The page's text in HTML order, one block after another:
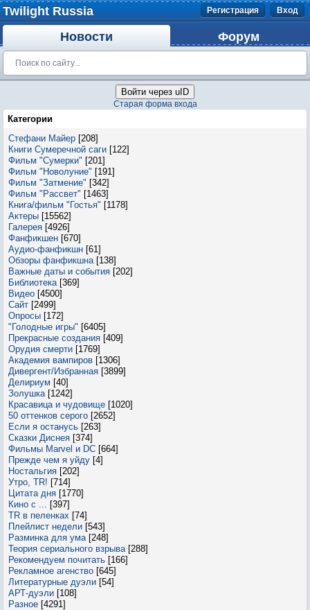
Twilight Russia Регистрация Вход
Новости Форум
Войти через uID
Старая форма входа
Категории
Стефани Майер [208]
Книги Сумеречной саги [122]
Фильм "Сумерки" [201]
Фильм "Новолуние" [191]
Фильм "Затмение" [342]
Фильм "Рассвет" [1463]
Книга/фильм "Гостья" [1178]
Актеры [15562]
Галерея [4926]
Фанфикшен [670]
Аудио-фанфикшн [61]
Обзоры фанфикшна [138]
Важные даты и события [202]
Библиотека [369]
Видео [4500]
Сайт [2499]
Опросы [172]
"Голодные игры" [6405]
Прекрасные создания [409]
Орудия смерти [1769]
Академия вампиров [1306]
Дивергент/Избранная [3899]
Делириум [40]
Золушка [1242]
Красавица и чудовище [1020]
50 оттенков серого [2652]
Если я останусь [263]
Сказки Диснея [374]
Фильмы Marvel и DC [664]
Прежде чем я уйду [4]
Ностальгия [202]
Утро, TR! [714]
Цитата дня [1770]
Кино с ... [397]
TR в пеленках [74]
Плейлист недели [543]
Разминка для ума [248]
Теория сериального взрыва [288]
Рекомендуем почитать [166]
Рекламное агенство [645]
Литературные дуэли [54]
АРТ-дуэли [108]
Разное [4291]